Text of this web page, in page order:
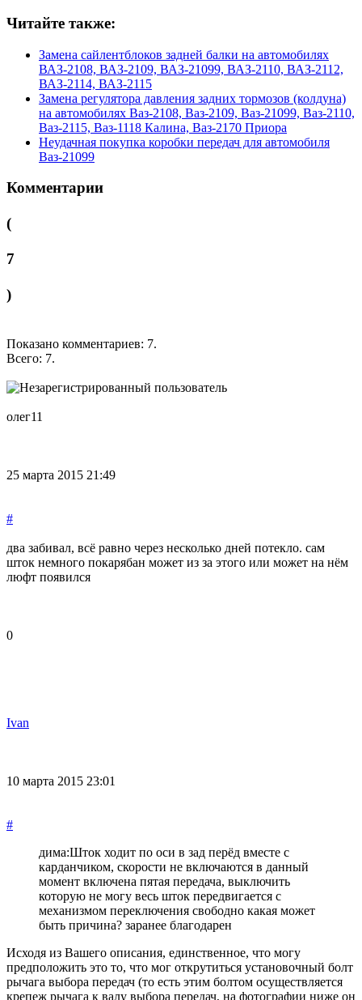
Читайте также:
Замена сайлентблоков задней балки на автомобилях
ВАЗ-2108, ВАЗ-2109, ВАЗ-21099, ВАЗ-2110, ВАЗ-2112,
ВАЗ-2114, ВАЗ-2115
Замена регулятора давления задних тормозов (колдуна)
на автомобилях Ваз-2108, Ваз-2109, Ваз-21099, Ваз-2110,
Ваз-2115, Ваз-1118 Калина, Ваз-2170 Приора
Неудачная покупка коробки передач для автомобиля
Ваз-21099
Комментарии
(
7
)
Показано комментариев: 7.
Всего: 7.
олег11
25 марта 2015 21:49
#
два забивал, всё равно через несколько дней потекло. сам
шток немного покарябан может из за этого или может на нём
люфт появился
0
Ivan
10 марта 2015 23:01
#
дима:Шток ходит по оси в зад перёд вместе с
карданчиком, скорости не включаются в данный
момент включена пятая передача, выключить
которую не могу весь шток передвигается с
механизмом переключения свободно какая может
быть причина? заранее благодарен
Исходя из Вашего описания, единственное, что могу
предположить это то, что мог открутиться установочный болт
рычага выбора передач (то есть этим болтом осуществляется
крепеж рычага к валу выбора передач, на фотографии ниже он